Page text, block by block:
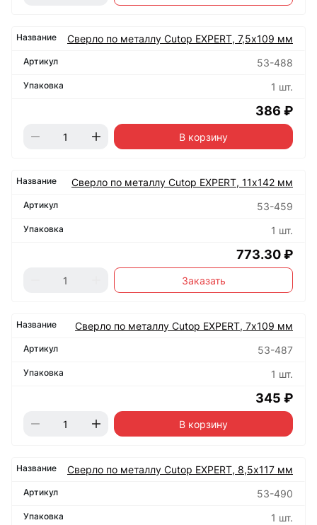
Сверло по металлу Cutop EXPERT, 7,5х109 мм
53-488
1 шт.
386 ₽
В корзину
Сверло по металлу Cutop EXPERT, 11х142 мм
53-459
1 шт.
773.30 ₽
Заказать
Сверло по металлу Cutop EXPERT, 7х109 мм
53-487
1 шт.
345 ₽
В корзину
Сверло по металлу Cutop EXPERT, 8,5х117 мм
53-490
1 шт.